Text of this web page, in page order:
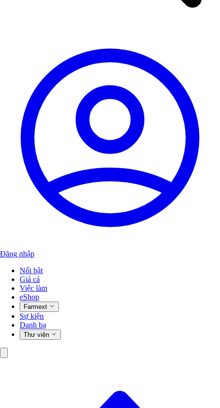
Đăng nhập
Nổi bật
Giá cả
Việc làm
eShop
Farmext
Sự kiện
Danh bạ
Thư viện